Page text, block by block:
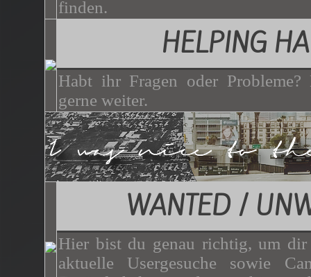
finden.
HELPING
Habt ihr Fragen oder
gerne weiter.
WANTED /
Hier bist du genau richtig, um
aktuelle Usergesuche sowie